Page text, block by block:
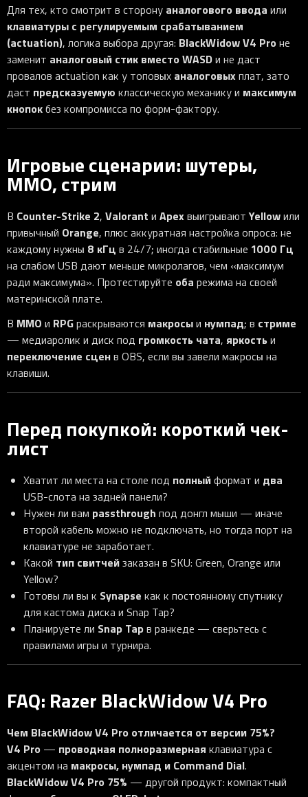
Для тех, кто смотрит в сторону аналогового ввода или
клавиатуры с регулируемым срабатыванием
(actuation), логика выбора другая: BlackWidow V4 Proне
заменит аналоговый стик вместо WASDи не даст
провалов actuation как у топовых аналоговыхплат, зато
даст предсказуемую классическую механику и максимум
кнопокбез компромисса по форм-фактору.
Игровые сценарии: шутеры,
MMO, стрим
В Counter-Strike 2, Valorant и ApexвыигрываютYellowили
привычный Orange, плюс аккуратная настройка опроса: не
каждому нужны 8 кГц в 24/7; иногда стабильные 1000 Гц
на слабом USB дают меньше микролагов, чем «максимум
ради максимума». Протестируйте оба режима на своей
материнской плате.
В MMO и RPGраскрываются макросыи нумпад; в стриме
— медиаролик и диск под громкость чата, яркостьи
переключение сценв OBS, если вы завели макросы на
клавиши.
Перед покупкой: короткий чек-
лист
Хватит ли места на столе под полныйформат и два
USB-слота на задней панели?
Нужен ли вам passthrough под донгл мыши — иначе
второй кабель можно не подключать, но тогда порт на
клавиатуре не заработает.
Какой тип свитчейзаказан в SKU: Green, Orange или
Yellow?
Готовы ли вы к Synapse как к постоянному спутнику
для кастома диска и Snap Tap?
Планируете ли Snap Tapв ранкеде — сверьтесь с
правилами игры и турнира.
FAQ: Razer BlackWidow V4 Pro
Чем BlackWidow V4 Pro отличается от версии 75%?
V4 Pro — проводная полноразмерная клавиатура с
акцентом на макросы, нумпад и Command Dial.
BlackWidow V4 Pro 75% — другой продукт: компактный